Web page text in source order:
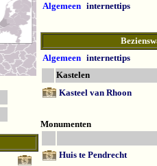
Algemeen internettips
Algemeen internettips
Kastelen
Kasteel van Rhoon
Monumenten
Huis te Pendrecht